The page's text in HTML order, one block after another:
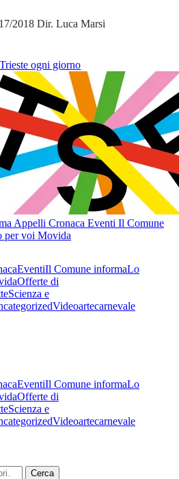
2018 Dir. Luca Marsi
ogni giorno
Appelli Cronaca Eventi Il Comune
per voi Movida
EventiIl Comune informaLo
Offerte di
Scienza e
Videoartecarnevale
EventiIl Comune informaLo
Offerte di
Scienza e
Videoartecarnevale
Cerca